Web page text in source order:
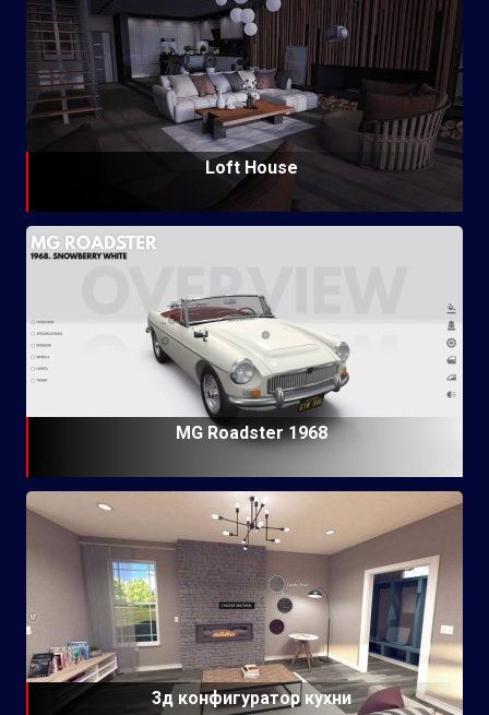
Loft House
MG Roadster 1968
3д конфигуратор кухни